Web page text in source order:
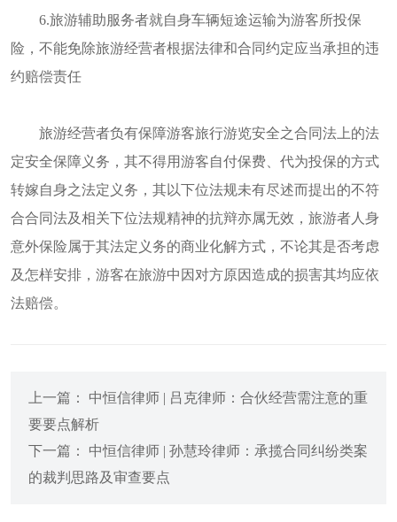
6.旅游辅助服务者就自身车辆短途运输为游客所投保
险，不能免除旅游经营者根据法律和合同约定应当承担的违
约赔偿责任
旅游经营者负有保障游客旅行游览安全之合同法上的法
定安全保障义务，其不得用游客自付保费、代为投保的方式
转嫁自身之法定义务，其以下位法规未有尽述而提出的不符
合合同法及相关下位法规精神的抗辩亦属无效，旅游者人身
意外保险属于其法定义务的商业化解方式，不论其是否考虑
及怎样安排，游客在旅游中因对方原因造成的损害其均应依
法赔偿。
上一篇： 中恒信律师 | 吕克律师：合伙经营需注意的重
要要点解析
下一篇： 中恒信律师 | 孙慧玲律师：承揽合同纠纷类案
的裁判思路及审查要点